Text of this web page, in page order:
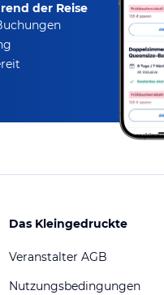
der Reise
Das Kleingedruckte
Veranstalter AGB
Nutzungsbedingungen